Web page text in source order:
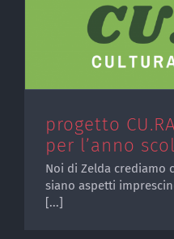
progetto
per l’anno
Noi di Zelda crediamo
siano aspetti
[...]